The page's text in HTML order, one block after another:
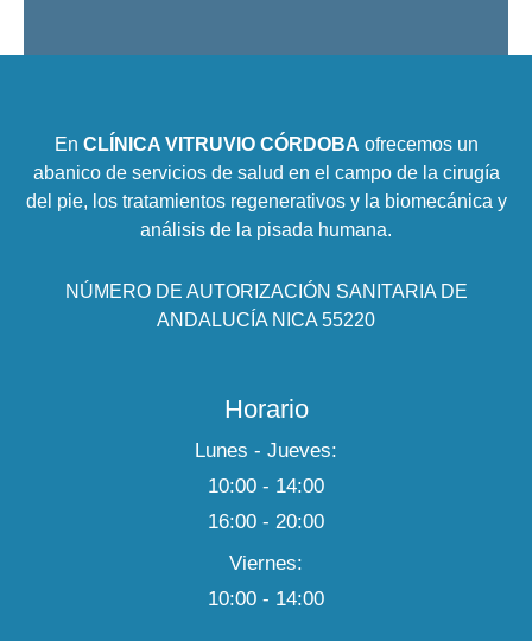
En CLÍNICA VITRUVIO CÓRDOBA ofrecemos un
abanico de servicios de salud en el campo de la cirugía
del pie, los tratamientos regenerativos y la biomecánica y
análisis de la pisada humana.
NÚMERO DE AUTORIZACIÓN SANITARIA DE
ANDALUCÍA NICA 55220
Horario
Lunes - Jueves:
10:00 - 14:00
16:00 - 20:00
Viernes:
10:00 - 14:00